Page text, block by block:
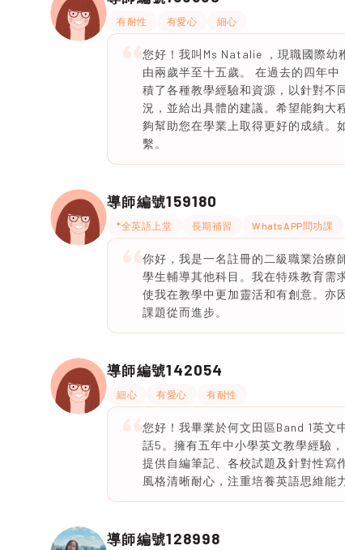
有耐性 有愛心 細心
您好！我叫Ms Natalie ，現職國際幼
由兩歲半至十五歲。 在過去的四年
積了各種教學經驗和資源，以針對不
況，並給出具體的建議。希望能夠大
夠幫助您在學業上取得更好的成績。
繫。
導師編號159180
*全英語上堂 長期補習 WhatsAPP問功課
你好，我是一名註冊的二級職業治療
學生輔導其他科目。我在特殊教育需
使我在教學中更加靈活和有創意。亦
課題從而進步。
導師編號142054
細心 有愛心 有耐性
您好！我畢業於何文田區Band 1英文
話5。擁有五年中小學英文教學經驗
提供自編筆記、各校試題及針對性寫
風格清晰耐心，注重培養英語思維能
導師編號128998